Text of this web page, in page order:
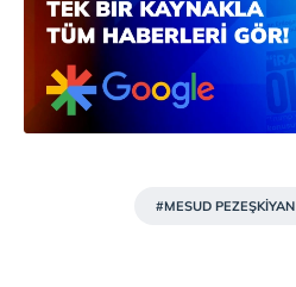
#MESUD PEZEŞKİYAN